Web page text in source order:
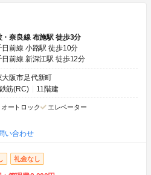
・奈良線 布施駅 徒歩3分
日前線 小路駅 徒歩10分
日前線 新深江駅 徒歩12分
大阪市足代新町
鉄筋(RC) 11階建
オートロック エレベーター
い合わせ
礼金なし